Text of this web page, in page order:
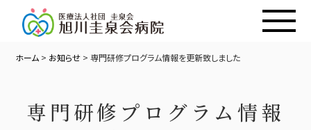
ホーム > お知らせ >専門研修プログラム情報を更新致しました
専門研修プログラム情報